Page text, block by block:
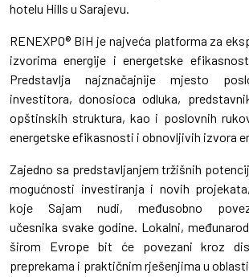
hotelu Hills u Sarajevu.
RENEXPO® BiH je najveća platforma za
izvorima energije i energetske
Predstavlja najznačajnije mjesto
investitora, donosioca odluka,
opštinskih struktura, kao i poslovnih
energetske efikasnosti i obnovljivih izvora
Zajedno sa predstavljanjem tržišnih
mogućnosti investiranja i novih
koje Sajam nudi, međusobno
učesnika svake godine. Lokalni,
širom Evrope bit će povezani kroz
preprekama i praktičnim rješenjima u